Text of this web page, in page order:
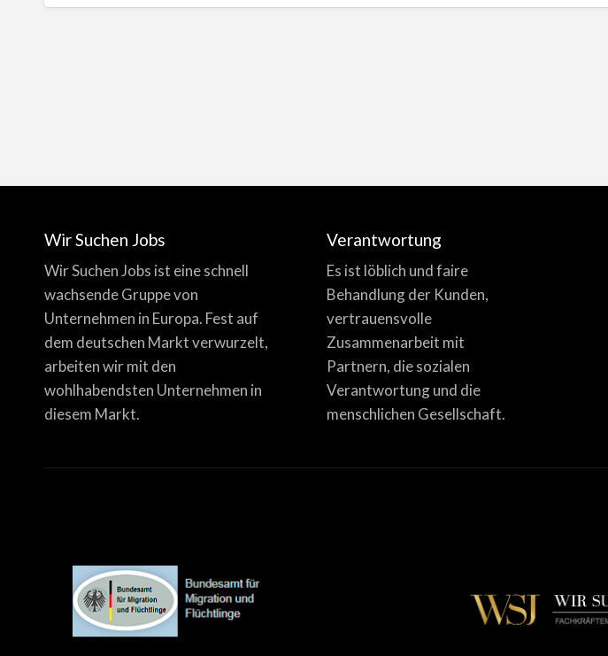
Wir Suchen Jobs
Wir Suchen Jobs ist eine schnell
wachsende Gruppe von
Unternehmen in Europa. Fest auf
dem deutschen Markt verwurzelt,
arbeiten wir mit den
wohlhabendsten Unternehmen in
diesem Markt.
Verantwortung
Es ist löblich und faire
Behandlung der Kunden,
vertrauensvolle
Zusammenarbeit mit
Partnern, die sozialen
Verantwortung und die
menschlichen Gesellschaft.